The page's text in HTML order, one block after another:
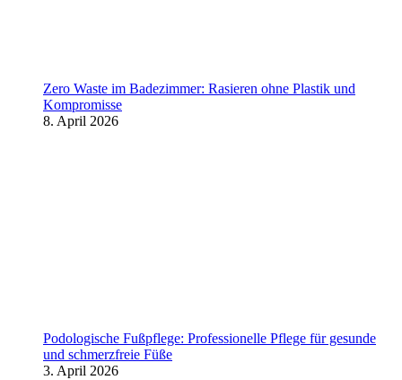
Zero Waste im Badezimmer: Rasieren ohne Plastik und
Kompromisse
8. April 2026
Podologische Fußpflege: Professionelle Pflege für gesunde
und schmerzfreie Füße
3. April 2026